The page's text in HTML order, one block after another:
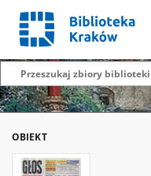
OBIEKT